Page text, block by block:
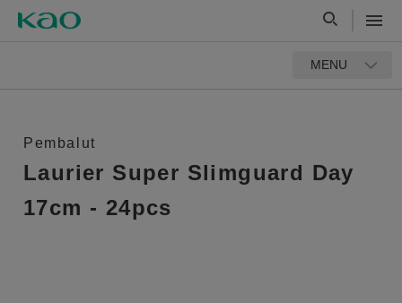
MENU
Pembalut
Laurier Super Slimguard Day
17cm - 24pcs